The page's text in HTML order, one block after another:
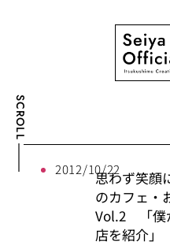
SCROLL
2012/10/22思わず笑顔
のカフェ・
Vol.2 「僕
店を紹介」